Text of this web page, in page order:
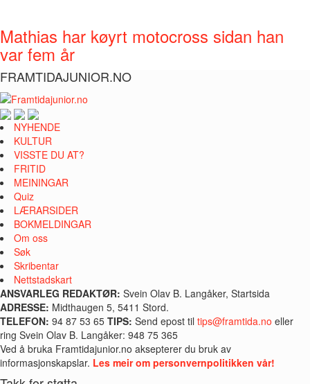
Mathias har køyrt motocross sidan han
var fem år
FRAMTIDAJUNIOR.NO
NYHENDE
KULTUR
VISSTE DU AT?
FRITID
MEININGAR
Quiz
LÆRARSIDER
BOKMELDINGAR
Om oss
Søk
Skribentar
Nettstadskart
ANSVARLEG REDAKTØR: Svein Olav B. Langåker, Startsida
ADRESSE: Midthaugen 5, 5411 Stord.
TELEFON: 94 87 53 65 TIPS: Send epost til tips@framtida.no eller
ring Svein Olav B. Langåker: 948 75 365
Ved å bruka Framtidajunior.no aksepterer du bruk av
informasjonskapslar. Les meir om personvernpolitikken vår!